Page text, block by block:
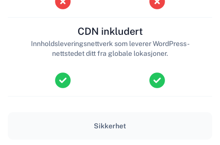
CDN inkludert
Innholdsleveringsnettverk som leverer WordPress-
nettstedet ditt fra globale lokasjoner.
Sikkerhet